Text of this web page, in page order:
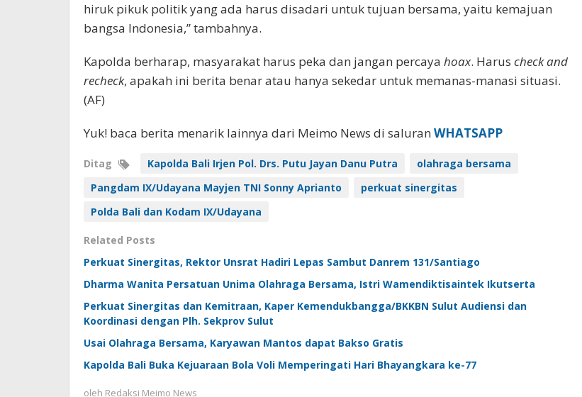
hiruk pikuk politik yang ada harus disadari untuk tujuan bersama, yaitu kemajuan
bangsa Indonesia,” tambahnya.
Kapolda berharap, masyarakat harus peka dan jangan percaya hoax. Harus check and
recheck, apakah ini berita benar atau hanya sekedar untuk memanas-manasi situasi.
(AF)
Yuk! baca berita menarik lainnya dari Meimo News di saluran WHATSAPP
Ditag Kapolda Bali Irjen Pol. Drs. Putu Jayan Danu Putra
olahraga bersama
Pangdam IX/Udayana Mayjen TNI Sonny Aprianto
perkuat sinergitas
Polda Bali dan Kodam IX/Udayana
Related Posts
Perkuat Sinergitas, Rektor Unsrat Hadiri Lepas Sambut Danrem 131/Santiago
Dharma Wanita Persatuan Unima Olahraga Bersama, Istri Wamendiktisaintek Ikutserta
Perkuat Sinergitas dan Kemitraan, Kaper Kemendukbangga/BKKBN Sulut Audiensi dan
Koordinasi dengan Plh. Sekprov Sulut
Usai Olahraga Bersama, Karyawan Mantos dapat Bakso Gratis
Kapolda Bali Buka Kejuaraan Bola Voli Memperingati Hari Bhayangkara ke-77
oleh Redaksi Meimo News